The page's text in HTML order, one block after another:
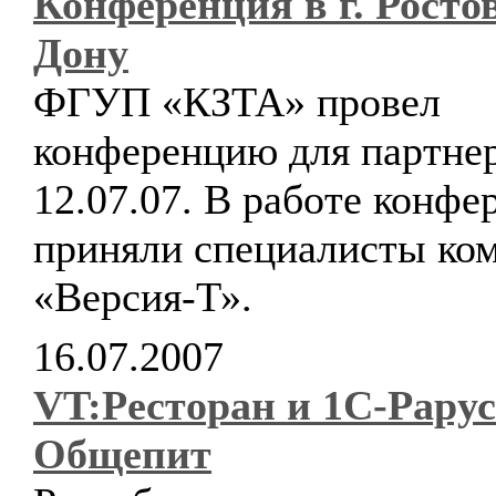
Дону
ФГУП «КЗТА» провел
конференцию для
12.07.07. В работе
приняли специалисты
«Версия-Т».
16.07.2007
VT:Ресторан и 1С-
Общепит